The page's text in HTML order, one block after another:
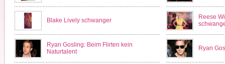
Blake Lively schwanger
Reese
Ryan Gosling: Beim Flirten kein
Naturtalent
Ryan